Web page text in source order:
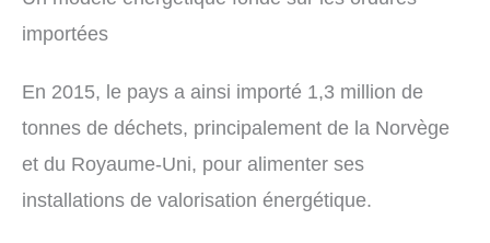
importées
En 2015, le pays a ainsi importé 1,3 million de
tonnes de déchets, principalement de la Norvège
et du Royaume-Uni, pour alimenter ses
installations de valorisation énergétique.